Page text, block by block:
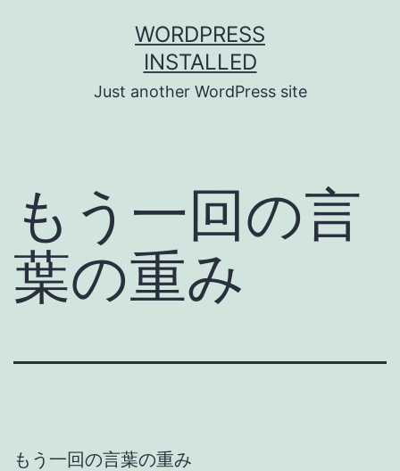
WORDPRESS
INSTALLED
Just another WordPress site
もう一回の言
葉の重み
もう一回の言葉の重み